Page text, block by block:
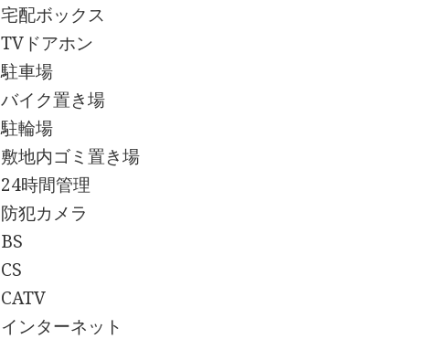
宅配ボックス
TVドアホン
駐車場
バイク置き場
駐輪場
敷地内ゴミ置き場
24時間管理
防犯カメラ
BS
CS
CATV
インターネット